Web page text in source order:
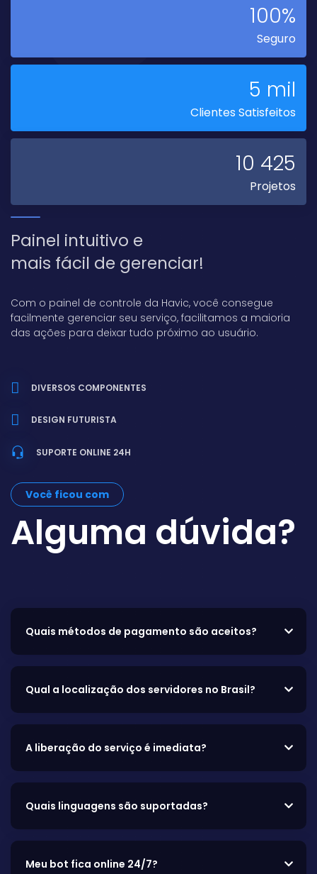
100%
Seguro
5 mil
Clientes Satisfeitos
10 425
Projetos
Painel intuitivo e
mais fácil de gerenciar!
Com o painel de controle da Havic, você consegue
facilmente gerenciar seu serviço, facilitamos a maioria
das ações para deixar tudo próximo ao usuário.
DIVERSOS COMPONENTES
DESIGN FUTURISTA
SUPORTE ONLINE 24H
Você ficou com
Alguma dúvida?
Quais métodos de pagamento são aceitos?
Qual a localização dos servidores no Brasil?
A liberação do serviço é imediata?
Quais linguagens são suportadas?
Meu bot fica online 24/7?